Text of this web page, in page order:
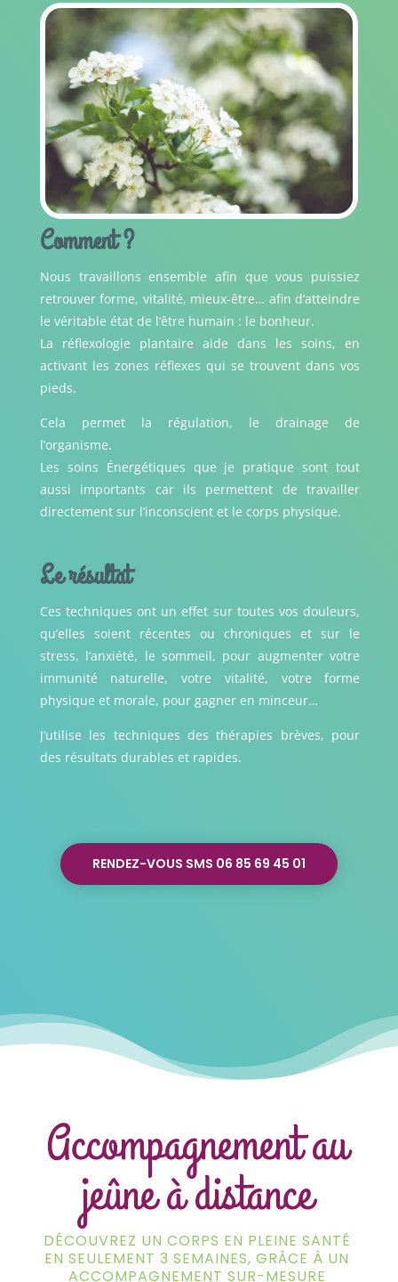
Comment ?
Nous travaillons ensemble afin que vous puissiez
retrouver forme, vitalité, mieux-être… afin d’atteindre
le véritable état de l’être humain : le bonheur.
La réflexologie plantaire aide dans les soins, en
activant les zones réflexes qui se trouvent dans vos
pieds.
Cela permet la régulation, le drainage de
l’organisme.
Les soins Énergétiques que je pratique sont tout
aussi importants car ils permettent de travailler
directement sur l’inconscient et le corps physique.
Le résultat
Ces techniques ont un effet sur toutes vos douleurs,
qu’elles soient récentes ou chroniques et sur le
stress, l’anxiété, le sommeil, pour augmenter votre
immunité naturelle, votre vitalité, votre forme
physique et morale, pour gagner en minceur…
J’utilise les techniques des thérapies brèves, pour
des résultats durables et rapides.
RENDEZ-VOUS SMS 06 85 69 45 01
Accompagnement au
jeûne à distance
DÉCOUVREZ UN CORPS EN PLEINE SANTÉ
EN SEULEMENT 3 SEMAINES, GRÂCE À UN
ACCOMPAGNEMENT SUR-MESURE